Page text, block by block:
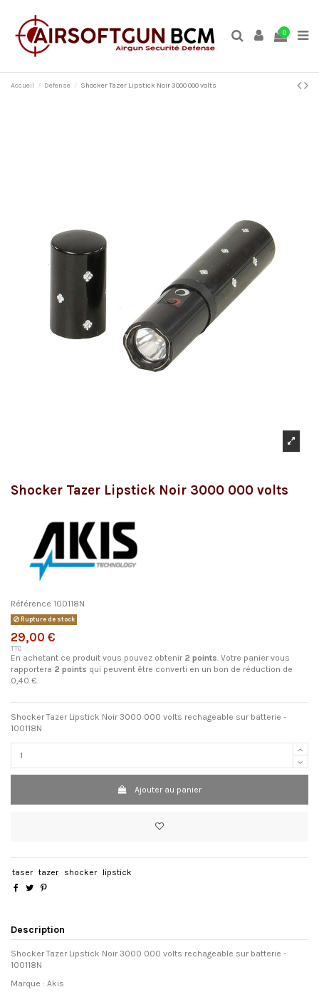
0
Accueil Defense Shocker Tazer Lipstick Noir 3000 000 volts
Shocker Tazer Lipstick Noir 3000 000 volts
Référence 100118N
Rupture de stock
29,00 €
TTC
En achetant ce produit vous pouvez obtenir 2 points. Votre panier vous
rapportera 2 points qui peuvent être converti en un bon de réduction de
0,40 €.
Shocker Tazer Lipstick Noir 3000 000 volts rechageable sur batterie -
100118N
Ajouter au panier
taser tazer shocker lipstick
Description
Shocker Tazer Lipstick Noir 3000 000 volts rechageable sur batterie -
100118N
Marque : Akis